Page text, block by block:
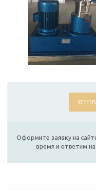
Оформите заявку на
время и ответим